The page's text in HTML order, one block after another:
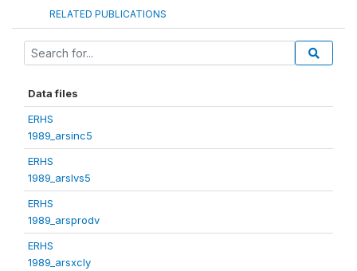
RELATED PUBLICATIONS
Data files
ERHS
1989_arsinc5
ERHS
1989_arslvs5
ERHS
1989_arsprodv
ERHS
1989_arsxcly